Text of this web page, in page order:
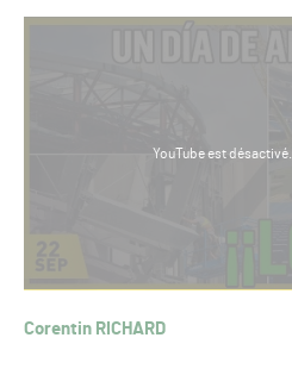
YouTube est désactivé.
Corentin RICHARD